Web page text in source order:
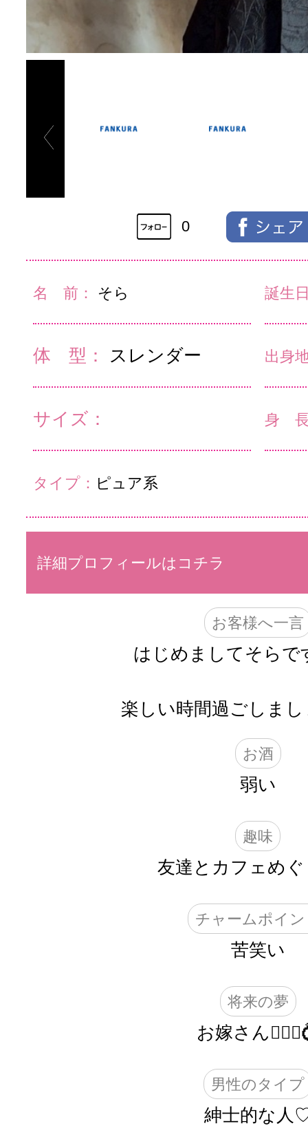
0
名 前： そら 誕生
サイズ：
体 型： スレンダー 出身
身
タイプ： ピュア系
詳細プロフィールはコチラ
お客様へ一言
はじめましてそらで
楽しい時間過ごしま
お酒
弱い
趣味
友達とカフェめ
チャームポイ
苦笑い
将来の夢
お嫁さん
男性のタイプ
紳士的な人